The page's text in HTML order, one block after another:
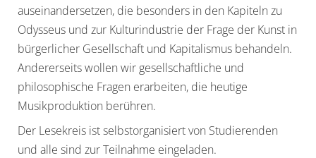
auseinandersetzen, die besonders in den Kapiteln zu
Odysseus und zur Kulturindustrie der Frage der Kunst in
bürgerlicher Gesellschaft und Kapitalismus behandeln.
Andererseits wollen wir gesellschaftliche und
philosophische Fragen erarbeiten, die heutige
Musikproduktion berühren.
Der Lesekreis ist selbstorganisiert von Studierenden
und alle sind zur Teilnahme eingeladen.